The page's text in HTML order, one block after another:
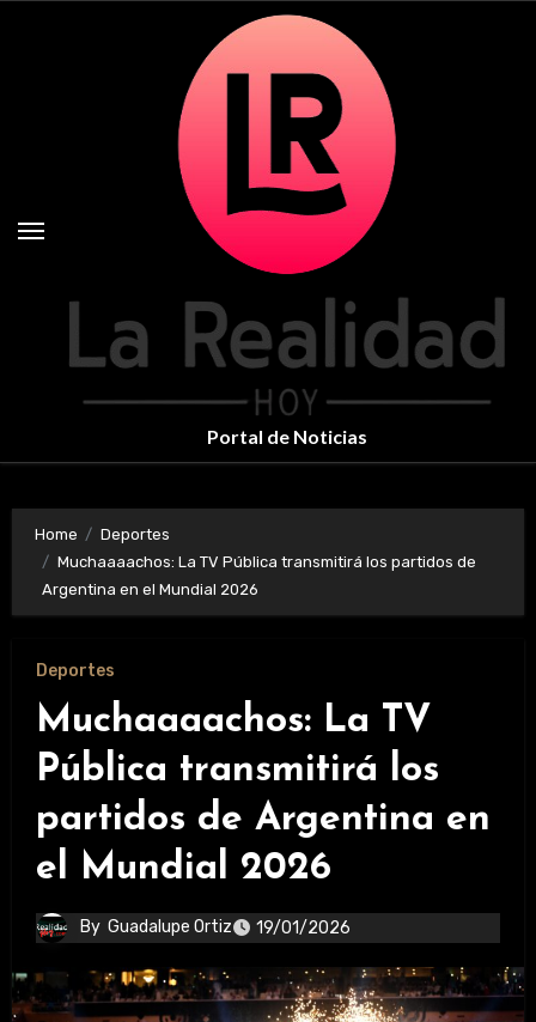
Portal de Noticias
Home
Deportes
Muchaaaachos: La TV Pública transmitirá los partidos de
Argentina en el Mundial 2026
Deportes
Muchaaaachos: La TV
Pública transmitirá los
partidos de Argentina en
el Mundial 2026
By Guadalupe Ortiz 19/01/2026